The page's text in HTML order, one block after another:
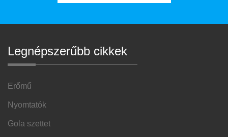
Legnépszerűbb cikkek
Erőmű
Nyomtatók
Gola szettet